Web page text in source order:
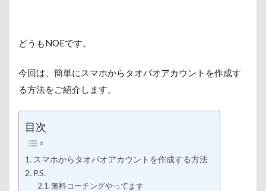
どうもNOEです。
今回は、簡単にスマホからタオバオアカウントを作成す
る方法をご紹介します。
目次
スマホからタオバオアカウントを作成する方法
P.S.
無料コーチングやってます